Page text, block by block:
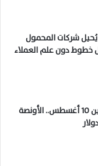
يُحيل شركات المحمول
خطوط دون علم العملاء
أسعار الذهب اليوم الإثنين 10 أغسطس.. الأونصة